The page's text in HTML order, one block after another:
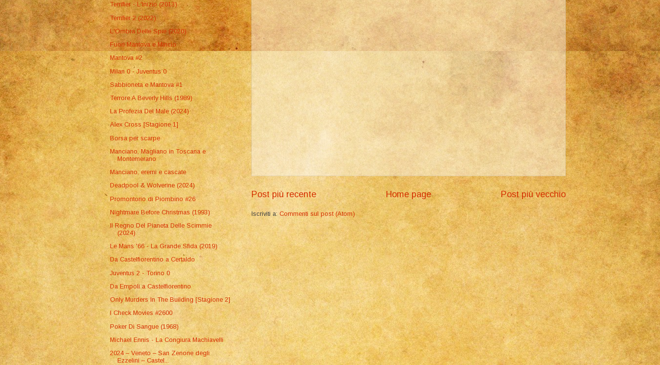
Post più recente Post più vecchio
Home page
Iscriviti a: Commenti sul post (Atom)
Terrifier - L'Inizio (2013)
Terrifier 2 (2022)
L'Ombra Delle Spie (2020)
Fuori Mantova e Mincio
Mantova #2
Milan 0 - Juventus 0
Sabbioneta e Mantova #1
Terrore A Beverly Hills (1989)
La Profezia Del Male (2024)
Alex Cross [Stagione 1]
Borsa per scarpe
Manciano, Magliano in Toscana e
Montemerano
Manciano, eremi e cascate
Deadpool & Wolverine (2024)
Promontorio di Piombino #26
Nightmare Before Christmas (1993)
Il Regno Del Pianeta Delle Scimmie
(2024)
Le Mans '66 - La Grande Sfida (2019)
Da Castelfiorentino a Certaldo
Juventus 2 - Torino 0
Da Empoli a Castelfiorentino
Only Murders In The Building [Stagione 2]
I Check Movies #2600
Poker Di Sangue (1968)
Michael Ennis - La Congiura Machiavelli
2024 – Veneto – San Zenone degli
Ezzelini – Castel...